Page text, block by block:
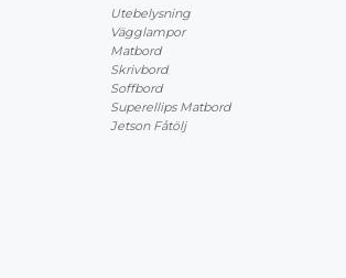
Utebelysning
Vägglampor
Matbord
Skrivbord
Soffbord
Superellips Matbord
Jetson Fåtölj